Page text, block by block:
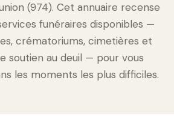
(974). Cet annuaire recense
funéraires disponibles —
crématoriums, cimetières et
soutien au deuil — pour vous
les moments les plus difficiles.